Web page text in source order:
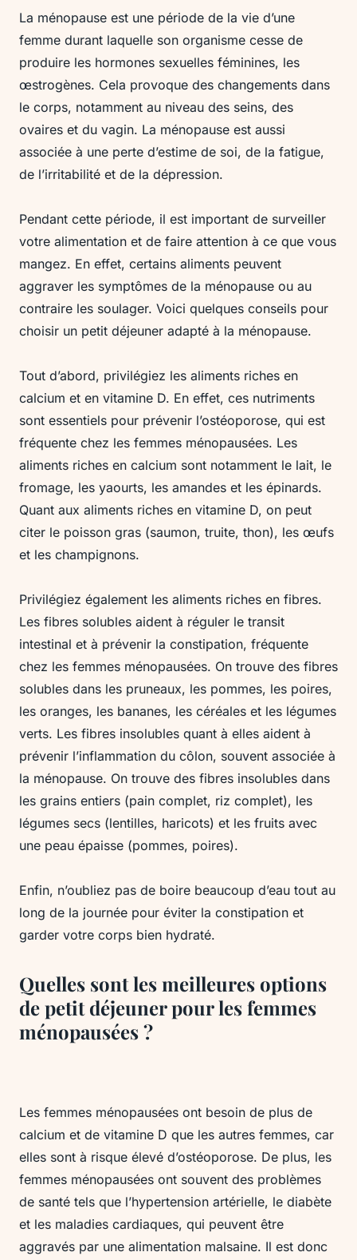
La ménopause est une période de la vie d’une
femme durant laquelle son organisme cesse de
produire les hormones sexuelles féminines, les
œstrogènes. Cela provoque des changements dans
le corps, notamment au niveau des seins, des
ovaires et du vagin. La ménopause est aussi
associée à une perte d’estime de soi, de la fatigue,
de l’irritabilité et de la dépression.
Pendant cette période, il est important de surveiller
votre alimentation et de faire attention à ce que vous
mangez. En effet, certains aliments peuvent
aggraver les symptômes de la ménopause ou au
contraire les soulager. Voici quelques conseils pour
choisir un petit déjeuner adapté à la ménopause.
Tout d’abord, privilégiez les aliments riches en
calcium et en vitamine D. En effet, ces nutriments
sont essentiels pour prévenir l’ostéoporose, qui est
fréquente chez les femmes ménopausées. Les
aliments riches en calcium sont notamment le lait, le
fromage, les yaourts, les amandes et les épinards.
Quant aux aliments riches en vitamine D, on peut
citer le poisson gras (saumon, truite, thon), les œufs
et les champignons.
Privilégiez également les aliments riches en fibres.
Les fibres solubles aident à réguler le transit
intestinal et à prévenir la constipation, fréquente
chez les femmes ménopausées. On trouve des fibres
solubles dans les pruneaux, les pommes, les poires,
les oranges, les bananes, les céréales et les légumes
verts. Les fibres insolubles quant à elles aident à
prévenir l’inflammation du côlon, souvent associée à
la ménopause. On trouve des fibres insolubles dans
les grains entiers (pain complet, riz complet), les
légumes secs (lentilles, haricots) et les fruits avec
une peau épaisse (pommes, poires).
Enfin, n’oubliez pas de boire beaucoup d’eau tout au
long de la journée pour éviter la constipation et
garder votre corps bien hydraté.
Quelles sont les meilleures options
de petit déjeuner pour les femmes
ménopausées ?
Les femmes ménopausées ont besoin de plus de
calcium et de vitamine D que les autres femmes, car
elles sont à risque élevé d’ostéoporose. De plus, les
femmes ménopausées ont souvent des problèmes
de santé tels que l’hypertension artérielle, le diabète
et les maladies cardiaques, qui peuvent être
aggravés par une alimentation malsaine. Il est donc